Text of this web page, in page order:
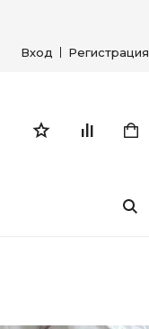
Вход Регистрация